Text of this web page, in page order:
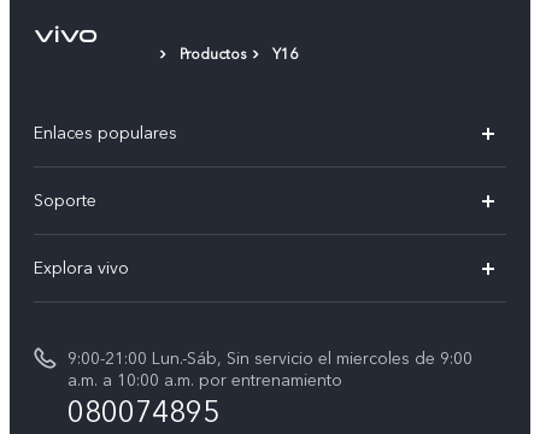
Productos Y16
Enlaces populares
V60 Lite 5G
Y39 5G
Soporte
Centro de servicio
Autenticación de IMEI
Consulta el Precio de los Repuestos
Explora vivo
La vida en vivo
Avisos legales
9:00-21:00 Lun.-Sáb, Sin servicio el miercoles de 9:00
a.m. a 10:00 a.m. por entrenamiento
080074895